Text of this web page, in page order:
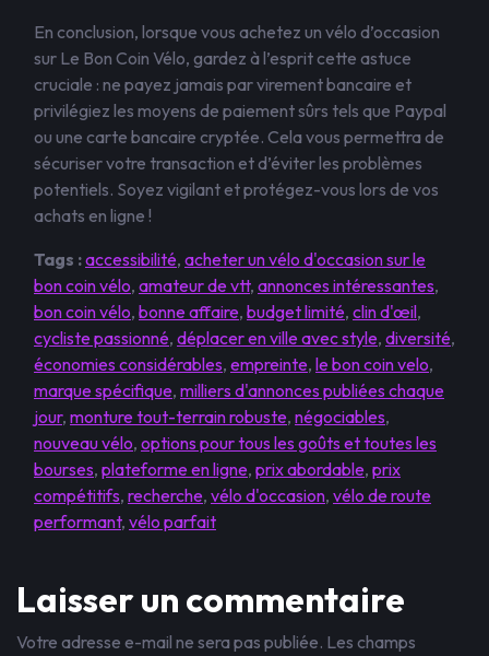
En conclusion, lorsque vous achetez un vélo d’occasion
sur Le Bon Coin Vélo, gardez à l’esprit cette astuce
cruciale : ne payez jamais par virement bancaire et
privilégiez les moyens de paiement sûrs tels que Paypal
ou une carte bancaire cryptée. Cela vous permettra de
sécuriser votre transaction et d’éviter les problèmes
potentiels. Soyez vigilant et protégez-vous lors de vos
achats en ligne !
Tags :accessibilité, acheter un vélo d'occasion sur le
bon coin vélo, amateur de vtt, annonces intéressantes,
bon coin vélo, bonne affaire, budget limité, clin d'œil,
cycliste passionné, déplacer en ville avec style, diversité,
économies considérables, empreinte, le bon coin velo,
marque spécifique, milliers d'annonces publiées chaque
jour, monture tout-terrain robuste, négociables,
nouveau vélo, options pour tous les goûts et toutes les
bourses, plateforme en ligne, prix abordable, prix
compétitifs, recherche, vélo d'occasion, vélo de route
performant, vélo parfait
Laisser un commentaire
Votre adresse e-mail ne sera pas publiée. Les champs